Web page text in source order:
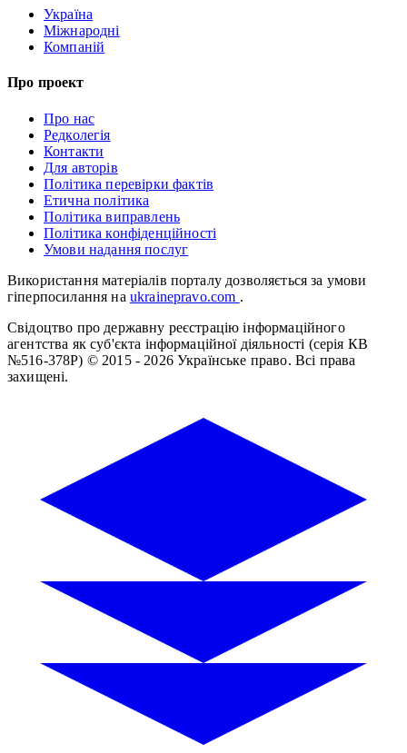
Україна
Міжнародні
Компаній
Про проект
Про нас
Редколегія
Контакти
Для авторів
Політика перевірки фактів
Етична політика
Політика виправлень
Політика конфіденційності
Умови надання послуг
Використання матеріалів порталу дозволяється за умови
гіперпосилання на ukrainepravo.com .
Свідоцтво про державну реєстрацію інформаційного
агентства як суб'єкта інформаційної діяльності (серія КВ
№516-378Р) © 2015 - 2026 Українське право. Всі права
захищені.